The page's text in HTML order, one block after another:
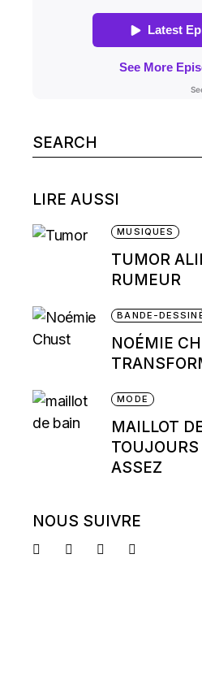
Search
for:
LIRE AUSSI
MUSIQUES
TUMOR
RUMEUR
BANDE-
NOÉMIE
MODE
MAILLOT
ASSEZ
NOUS SUIVRE